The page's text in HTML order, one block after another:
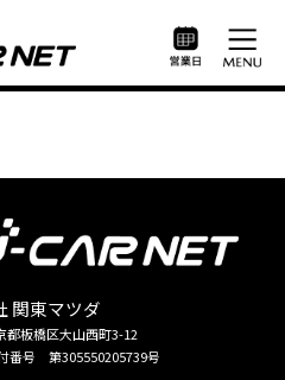
関東マツダ
板橋区大山西町3-12
番号 第305550205739号